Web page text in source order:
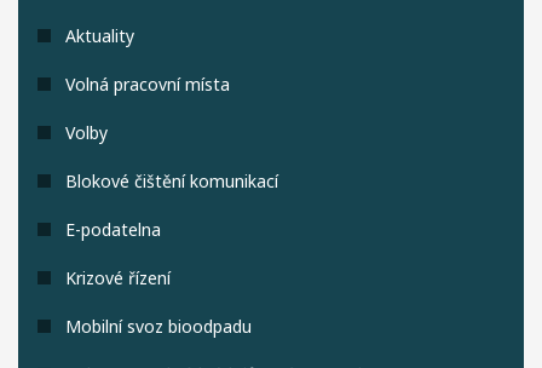
Aktuality
Volná pracovní místa
Volby
Blokové čištění komunikací
E-podatelna
Krizové řízení
Mobilní svoz bioodpadu